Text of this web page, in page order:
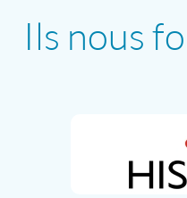
Ils nous